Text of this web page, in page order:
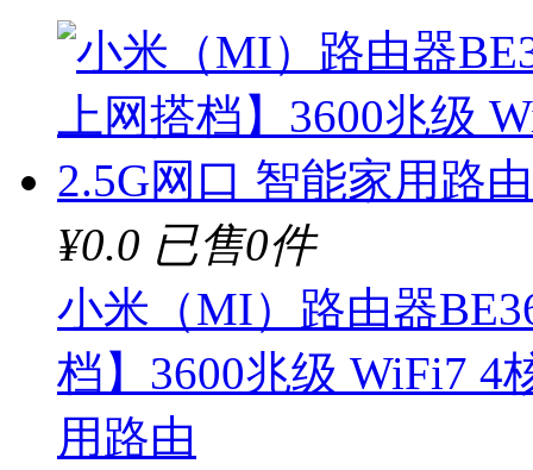
¥0.0 已售0件
小米（MI）路由器
档】3600兆级 WiFi7 4
用路由